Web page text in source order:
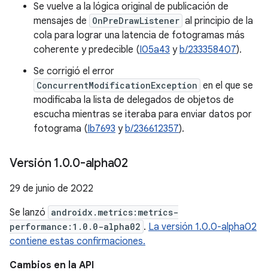
Se vuelve a la lógica original de publicación de
mensajes de OnPreDrawListener al principio de la
cola para lograr una latencia de fotogramas más
coherente y predecible (I05a43 yb/233358407).
Se corrigió el error
ConcurrentModificationException en el que se
modificaba la lista de delegados de objetos de
escucha mientras se iteraba para enviar datos por
fotograma (Ib7693 yb/236612357).
Versión 1.0.0-alpha02
29 de junio de 2022
Se lanzó androidx.metrics:metrics-
performance:1.0.0-alpha02 . La versión 1.0.0-alpha02
contiene estas confirmaciones.
Cambios en la API